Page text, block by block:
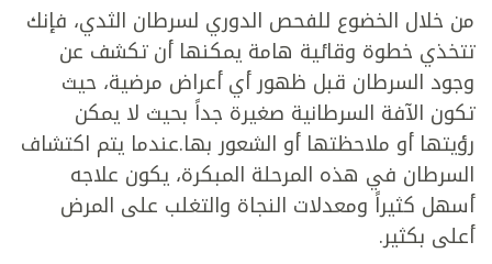
من خلال الخضوع للفحص الدوري لسرطان الثدي، فإنك
تتخذي خطوة وقائية هامة يمكنها أن تكشف عن
وجود السرطان قبل ظهور أي أعراض مرضية، حيث
تكون الآفة السرطانية صغيرة جداً بحيث لا يمكن
رؤيتها أو ملاحظتها أو الشعور بها.عندما يتم اكتشاف
السرطان في هذه المرحلة المبكرة، يكون علاجه
أسهل كثيراً ومعدلات النجاة والتغلب على المرض
أعلى بكثير.